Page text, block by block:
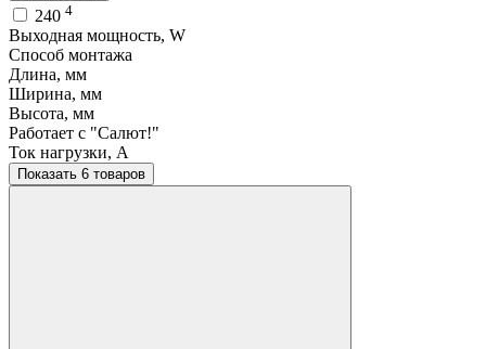
240 4
Выходная мощность, W
Способ монтажа
Длина, мм
Ширина, мм
Высота, мм
Работает с "Салют!"
Ток нагрузки, A
Показать 6 товаров